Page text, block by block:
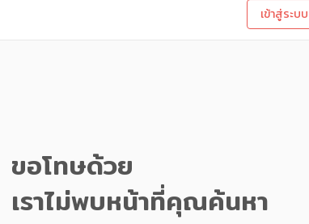
เข้าสู่ระบบ
ขอโทษด้วย
เราไม่พบหน้าที่คุณค้นหา